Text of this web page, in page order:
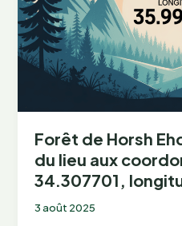
Forêt de Horsh
du lieu aux
34.307701,
3 août 2025